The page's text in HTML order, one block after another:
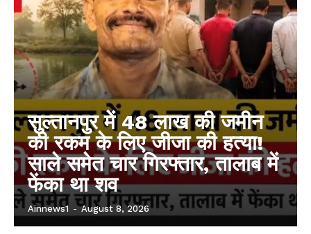
सुल्तानपुर में 48 लाख की जमीन
की रकम के लिए जीजा की हत्या!
साले समेत चार गिरफ्तार, तालाब में
फेंका था शव
Ainnews1 - August 8, 2026